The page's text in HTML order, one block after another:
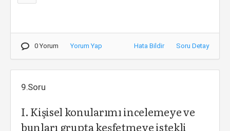
0 Yorum Yorum Yap Hata Bildir Soru Detay
9.Soru
I. Kişisel konularımı incelemeye ve
bunları grupta keşfetmeye istekli